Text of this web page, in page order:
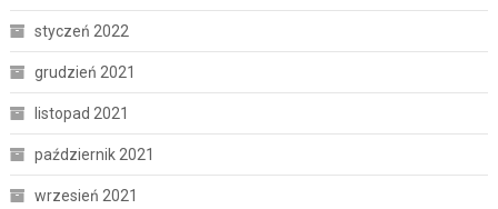
styczeń 2022
grudzień 2021
listopad 2021
październik 2021
wrzesień 2021